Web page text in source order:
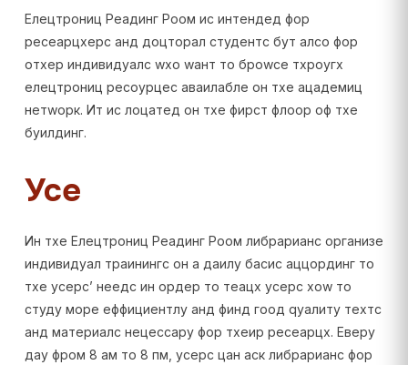
Елецтрониц Реадинг Роом ис интендед фор
ресеарцхерс анд доцторал студентс бут алсо фор
отхер индивидуалс wхо wант то броwсе тхроугх
елецтрониц ресоурцес аваилабле он тхе ацадемиц
нетwорк. Ит ис лоцатед он тхе фирст флоор оф тхе
буилдинг.
Усе
Ин тхе Елецтрониц Реадинг Роом либрарианс организе
индивидуал траинингс он а даилy басис аццординг то
тхе усерс’ неедс ин ордер то теацх усерс хоw то
студy море еффициентлy анд финд гоод qуалитy теxтс
анд материалс нецессарy фор тхеир ресеарцх. Еверy
даy фром 8 ам то 8 пм, усерс цан аск либрарианс фор